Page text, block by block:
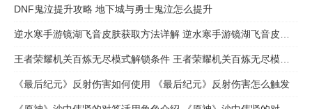
DNF鬼泣提升攻略 地下城与勇士鬼泣怎么提升
《最后纪元》反射伤害如何使用 《最后纪元》反射伤害怎么触发